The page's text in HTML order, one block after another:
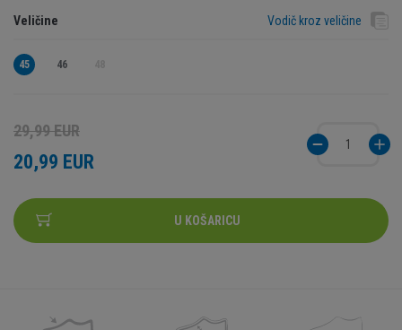
Veličine Vodič kroz veličine
45 46
29,99 EUR
20,99 EUR
U KOŠARICU